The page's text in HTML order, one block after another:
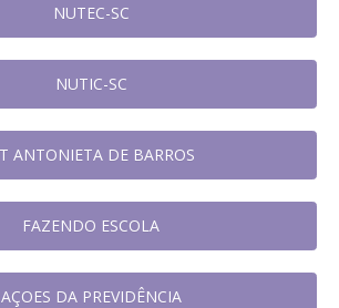
NUTEC-SC
NUTIC-SC
ANTONIETA DE BARROS
FAZENDO ESCOLA
AÇOES DA PREVIDÊNCIA